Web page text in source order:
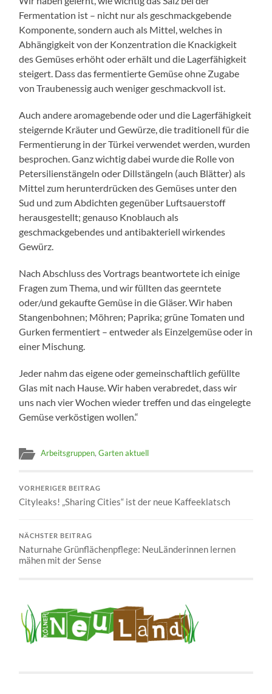
Fermentation ist – nicht nur als geschmackgebende
Komponente, sondern auch als Mittel, welches in
Abhängigkeit von der Konzentration die Knackigkeit
des Gemüses erhöht oder erhält und die Lagerfähigkeit
steigert. Dass das fermentierte Gemüse ohne Zugabe
von Traubenessig auch weniger geschmackvoll ist.
Auch andere aromagebende oder und die Lagerfähigkeit
steigernde Kräuter und Gewürze, die traditionell für die
Fermentierung in der Türkei verwendet werden, wurden
besprochen. Ganz wichtig dabei wurde die Rolle von
Petersilienstängeln oder Dillstängeln (auch Blätter) als
Mittel zum herunterdrücken des Gemüses unter den
Sud und zum Abdichten gegenüber Luftsauerstoff
herausgestellt; genauso Knoblauch als
geschmackgebendes und antibakteriell wirkendes
Gewürz.
Nach Abschluss des Vortrags beantwortete ich einige
Fragen zum Thema, und wir füllten das geerntete
oder/und gekaufte Gemüse in die Gläser. Wir haben
Stangenbohnen; Möhren; Paprika; grüne Tomaten und
Gurken fermentiert – entweder als Einzelgemüse oder in
einer Mischung.
Jeder nahm das eigene oder gemeinschaftlich gefüllte
Glas mit nach Hause. Wir haben verabredet, dass wir
uns nach vier Wochen wieder treffen und das eingelegte
Gemüse verköstigen wollen.“
Arbeitsgruppen,Garten aktuell
VORHERIGER BEITRAG
Cityleaks! „Sharing Cities“ ist der neue Kaffeeklatsch
NÄCHSTER BEITRAG
Naturnahe Grünflächenpflege: NeuLänderinnen lernen
mähen mit der Sense